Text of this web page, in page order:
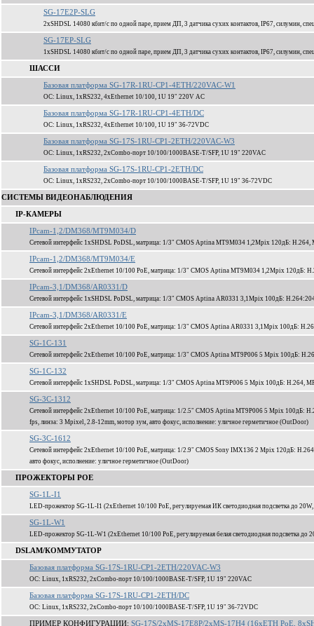
SG-17E2P-SLG
2xSHDSL 14080 кбит/c по одной паре, прием ДП, 3 датчика сухих контактов, IP67, силумин,
SG-17EP-SLG
1xSHDSL 14080 кбит/c по одной паре, прием ДП, 3 датчика сухих контактов, IP67, силумин,
ШАССИ
Базовая платформа SG-17R-1RU-CP1-4ETH/220VAC-W1
ОС: Linux, 1xRS232, 4xEthernet 10/100, 1U 19" 220V AC
Базовая платформа SG-17R-1RU-CP1-4ETH/DC
ОС: Linux, 1xRS232, 4xEthernet 10/100, 1U 19" 36-72VDC
Базовая платформа SG-17S-1RU-CP1-2ETH/220VAC-W3
ОС: Linux, 1xRS232, 2xCombo-порт 10/100/1000BASE-T/SFP, 1U 19" 220VAC
Базовая платформа SG-17S-1RU-CP1-2ETH/DC
ОС: Linux, 1xRS232, 2xCombo-порт 10/100/1000BASE-T/SFP, 1U 19" 36-72VDC
СИСТЕМЫ ВИДЕОНАБЛЮДЕНИЯ
IP-КАМЕРЫ
IPcam-1,2/DM368/MT9M034/D
Сетевой интерфейс 1xSHDSL PoDSL, матрица: 1/3" CMOS Aptina MT9M034 1,2Mpix 120дБ: H.264,
IPcam-1,2/DM368/MT9M034/E
Сетевой интерфейс 2xEthernet 10/100 PoE, матрица: 1/3" CMOS Aptina MT9M034 1,2Mpix 120дБ:
IPcam-3,1/DM368/AR0331/D
Сетевой интерфейс 1xSHDSL PoDSL, матрица: 1/3" CMOS Aptina AR0331 3,1Mpix 100дБ:
IPcam-3,1/DM368/AR0331/E
Сетевой интерфейс 2xEthernet 10/100 PoE, матрица: 1/3" CMOS Aptina AR0331 3,1Mpix 100дБ:
SG-1C-131
Сетевой интерфейс 2xEthernet 10/100 PoE, матрица: 1/3" CMOS Aptina MT9P006 5 Mpix 100дБ:
SG-1C-132
Сетевой интерфейс 1xSHDSL PoDSL, матрица: 1/3" CMOS Aptina MT9P006 5 Mpix 100дБ: H.264,
SG-3C-1312
Сетевой интерфейс 2xEthernet 10/100 PoE, матрица: 1/2.5" CMOS Aptina MT9P006 5 Mpix 100дБ:
fps, линза: 3 Mpixel, 2.8-12mm, мотор зум, авто фокус, исполнение: уличное герметичное (OutDoor)
SG-3C-1612
Сетевой интерфейс 2xEthernet 10/100 PoE, матрица: 1/2.9" CMOS Sony IMX136 2 Mpix 120дБ:
авто фокус, исполнение: уличное герметичное (OutDoor)
ПРОЖЕКТОРЫ POE
SG-1L-I1
LED-прожектор SG-1L-I1 (2xEthernet 10/100 PoE, регулируемая ИК светодиодная подсветка до 20W,
SG-1L-W1
LED-прожектор SG-1L-W1 (2xEthernet 10/100 PoE, регулируемая белая светодиодная подсветка до
DSLAM/КОММУТАТОР
Базовая платформа SG-17S-1RU-CP1-2ETH/220VAC-W3
ОС: Linux, 1xRS232, 2xCombo-порт 10/100/1000BASE-T/SFP, 1U 19" 220VAC
Базовая платформа SG-17S-1RU-CP1-2ETH/DC
ОС: Linux, 1xRS232, 2xCombo-порт 10/100/1000BASE-T/SFP, 1U 19" 36-72VDC
ПРИМЕР КОНФИГУРАЦИИ: SG-17S/2xMS-17E8P/2xMS-17H4 (16xETH PoE,